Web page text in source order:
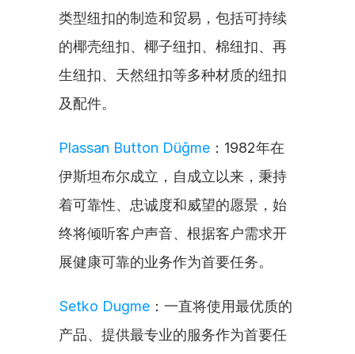
类型纽扣的制造和贸易，包括可持续
的椰壳纽扣、椰子纽扣、棉纽扣、再
生纽扣、天然纽扣等多种材质的纽扣
及配件。
Plassan Button Düğme ：1982年在
伊斯坦布尔成立，自成立以来，秉持
着可靠性、忠诚度和威望的愿景，始
终将倾听客户声音、根据客户需求开
展健康可靠的业务作为首要任务。
Setko Dugme ：一直将使用最优质的
产品、提供最专业的服务作为首要任